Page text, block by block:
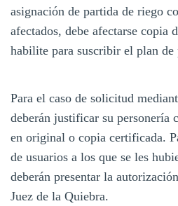
asignación de partida de riego
afectados, debe afectarse copia
habilite para suscribir el plan de
Para el caso de solicitud
deberán justificar su personería
en original o copia certificada.
de usuarios a los que se les
deberán presentar la
Juez de la Quiebra.